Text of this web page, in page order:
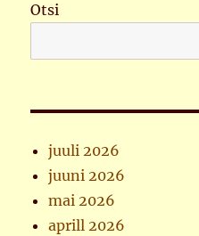
Otsi
juuli 2026
juuni 2026
mai 2026
aprill 2026